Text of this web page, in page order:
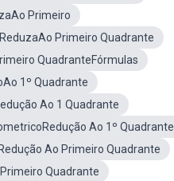
Primeiro
Primeiro Quadrante
QuadranteFórmulas
1º Quadrante
Ao 1 Quadrante
Ao 1º Quadrante
Ao Primeiro Quadrante
Quadrante